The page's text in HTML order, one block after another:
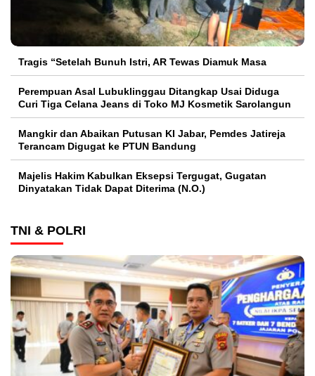
Tragis “Setelah Bunuh Istri, AR Tewas Diamuk Masa
Perempuan Asal Lubuklinggau Ditangkap Usai Diduga
Curi Tiga Celana Jeans di Toko MJ Kosmetik Sarolangun
Mangkir dan Abaikan Putusan KI Jabar, Pemdes Jatireja
Terancam Digugat ke PTUN Bandung
Majelis Hakim Kabulkan Eksepsi Tergugat, Gugatan
Dinyatakan Tidak Dapat Diterima (N.O.)
TNI & POLRI